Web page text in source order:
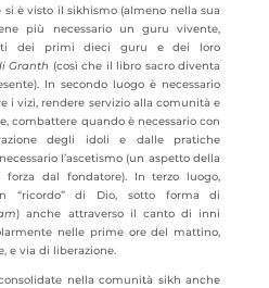
è visto il sikhismo (almeno nella sua
più necessario un guru vivente,
dei primi dieci guru e dei loro
Granth (così che il libro sacro diventa
In secondo luogo è necessario
i vizi, rendere servizio alla comunità e
combattere quando è necessario con
degli idoli e dalle pratiche
l’ascetismo (un aspetto della
dal fondatore). In terzo luogo,
“ricordo” di Dio, sotto forma di
) anche attraverso il canto di inni
nelle prime ore del mattino,
e via di liberazione.
nella comunità sikh anche